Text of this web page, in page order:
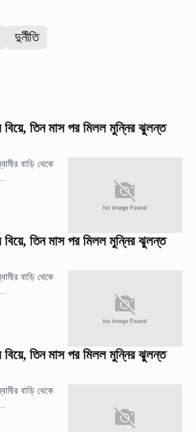
দুর্নীতি
বিয়ে, তিন মাস পর মিলল মুন্নির ঝুলন্ত
বাড়ি থেকে
বিয়ে, তিন মাস পর মিলল মুন্নির ঝুলন্ত
বাড়ি থেকে
বিয়ে, তিন মাস পর মিলল মুন্নির ঝুলন্ত
বাড়ি থেকে